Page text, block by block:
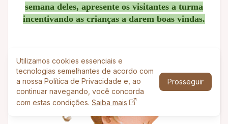
semana deles, apresente os visitantes a turma
incentivando as crianças a darem boas vindas.
Utilizamos cookies essenciais e
tecnologias semelhantes de acordo com
a nossa Política de Privacidade e, ao
continuar navegando, você concorda
com estas condições. Saiba mais
Prosseguir